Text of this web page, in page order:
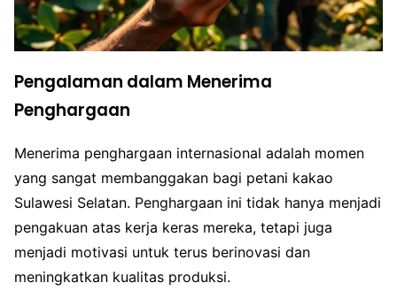
Pengalaman dalam Menerima
Penghargaan
Menerima penghargaan internasional adalah momen
yang sangat membanggakan bagi petani kakao
Sulawesi Selatan. Penghargaan ini tidak hanya menjadi
pengakuan atas kerja keras mereka, tetapi juga
menjadi motivasi untuk terus berinovasi dan
meningkatkan kualitas produksi.